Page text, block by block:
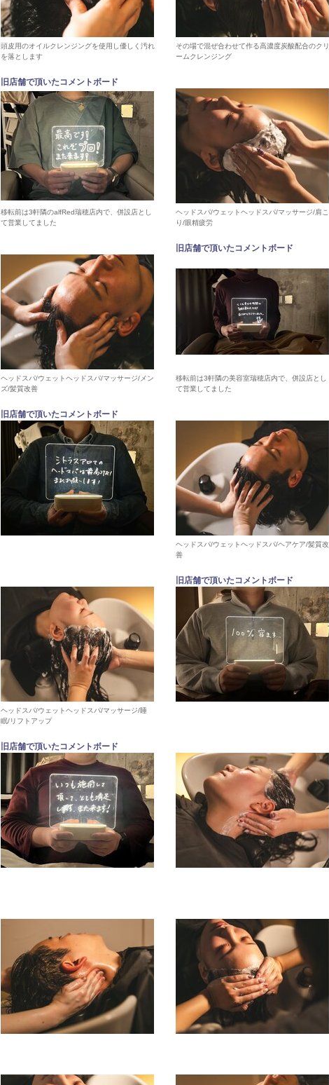
頭皮用のオイルクレンジングを使用し優しく汚れ
を落とします
その場で混ぜ合わせて作る高濃度炭酸配合のクリ
ームクレンジング
旧店舗で頂いたコメントボード
移転前は3軒隣のalfRed瑞穂店内で、併設店とし
て営業してました
ヘッドスパ/ウェットヘッドスパ/マッサージ/肩こ
り/眼精疲労
ヘッドスパ/ウェットヘッドスパ/マッサージ/メン
ズ/髪質改善
旧店舗で頂いたコメントボード
移転前は3軒隣の美容室瑞穂店内で、併設店とし
て営業してました
旧店舗で頂いたコメントボード
ヘッドスパ/ウェットヘッドスパ/ヘアケア/髪質改
善
ヘッドスパ/ウェットヘッドスパ/マッサージ/睡
眠/リフトアップ
旧店舗で頂いたコメントボード
旧店舗で頂いたコメントボード